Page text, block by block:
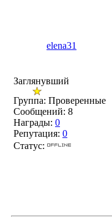
elena31
Заглянувший
Группа: Проверенные
Сообщений: 8
Награды: 0
Репутация: 0
Статус: